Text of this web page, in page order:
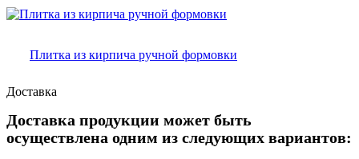
Плитка из кирпича ручной формовки
Доставка
Доставка продукции может быть
осуществлена одним из следующих вариантов: